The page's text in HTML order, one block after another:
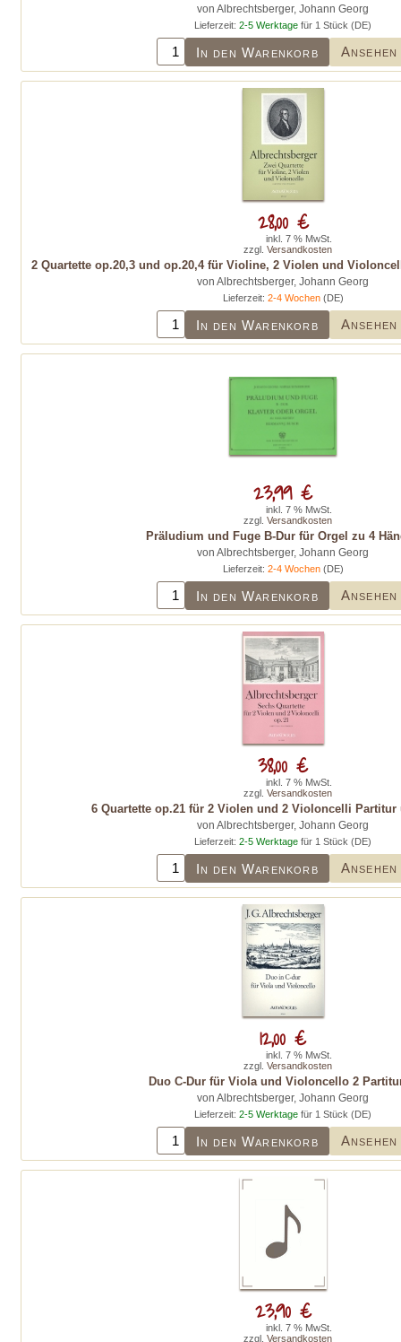
von Albrechtsberger, Johann Georg
Lieferzeit: 2-5 Werktage für 1 Stück (DE)
In den Warenkorb Ansehen
2 Quartette op.20,3 und op.20,4 für Violine, 2 Violen und
von Albrechtsberger, Johann Georg
Lieferzeit: 2-4 Wochen(DE)
In den Warenkorb Ansehen
28,00 €
inkl. 7 % MwSt.
zzgl. Versandkosten
Präludium und Fuge B-Dur für Orgel zu 4
von Albrechtsberger, Johann Georg
Lieferzeit: 2-4 Wochen(DE)
In den Warenkorb Ansehen
23,99 €
inkl. 7 % MwSt.
zzgl. Versandkosten
6 Quartette op.21 für 2 Violen und 2 Violoncelli Partitur
von Albrechtsberger, Johann Georg
Lieferzeit: 2-5 Werktage für 1 Stück (DE)
In den Warenkorb Ansehen
38,00 €
inkl. 7 % MwSt.
zzgl. Versandkosten
Duo C-Dur für Viola und Violoncello 2
von Albrechtsberger, Johann Georg
Lieferzeit: 2-5 Werktage für 1 Stück (DE)
In den Warenkorb Ansehen
12,00 €
inkl. 7 % MwSt.
zzgl. Versandkosten
23,90 €
inkl. 7 % MwSt.
zzgl. Versandkosten